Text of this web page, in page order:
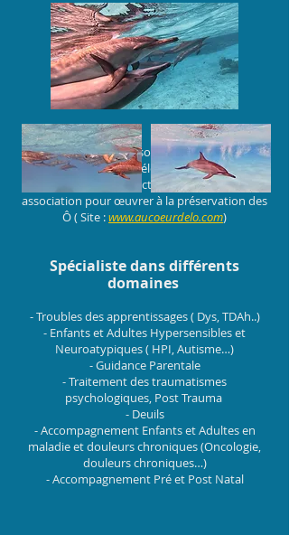
- Week-end Ressource En Famille
- Blessing Way, Célébration à la Vie
- Fondatrice du Collectif « Au cœur de l’Ô »,
association pour œuvrer à la préservation des
Ô ( Site :www.aucoeurdelo.com)
Spécialiste dans différents
domaines
- Troubles des apprentissages ( Dys, TDAh..)
- Enfants et Adultes Hypersensibles et
Neuroatypiques ( HPI, Autisme…)
- Guidance Parentale
- Traitement des traumatismes
psychologiques, Post Trauma
- Deuils
- Accompagnement Enfants et Adultes en
maladie et douleurs chroniques (Oncologie,
douleurs chroniques…)
- Accompagnement Pré et Post Natal